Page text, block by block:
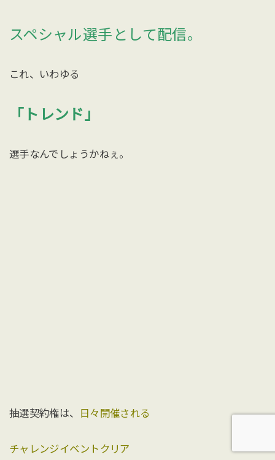
スペシャル選手として配信。
これ、いわゆる
「トレンド」
選手なんでしょうかねぇ。
抽選契約権は、 日々開催される
チャレンジイベントクリア